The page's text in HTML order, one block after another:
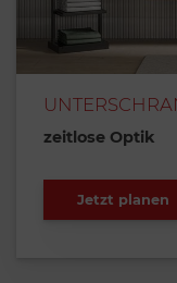
zeitlose Optik
Jetzt planen